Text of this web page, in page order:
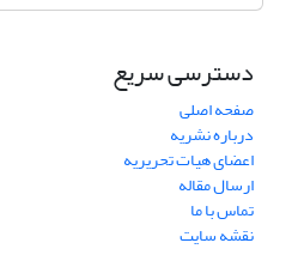
دسترسی سریع
صفحه اصلی
درباره نشریه
اعضای هیات تحریریه
ارسال مقاله
تماس با ما
نقشه سایت